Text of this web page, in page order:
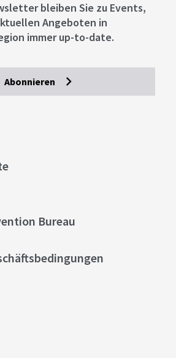
bleiben Sie zu Events,
Angeboten in
immer up-to-date.
Abonnieren
Bureau